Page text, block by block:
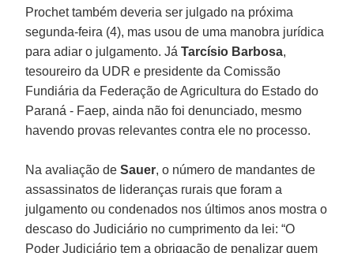
Prochet também deveria ser julgado na próxima
segunda-feira (4), mas usou de uma manobra jurídica
para adiar o julgamento. JáTarcísio Barbosa,
tesoureiro da UDR e presidente da Comissão
Fundiária da Federação de Agricultura do Estado do
Paraná - Faep, ainda não foi denunciado, mesmo
havendo provas relevantes contra ele no processo.
Na avaliação deSauer, o número de mandantes de
assassinatos de lideranças rurais que foram a
julgamento ou condenados nos últimos anos mostra o
descaso do Judiciário no cumprimento da lei: “O
Poder Judiciário tem a obrigação de penalizar quem